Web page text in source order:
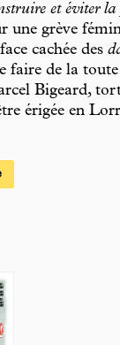
et éviter la
une grève
cachée des
faire de la
Bigeard,
érigée en